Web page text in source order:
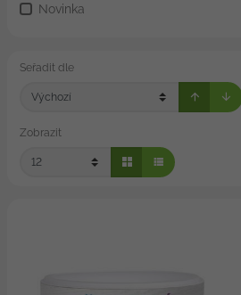
Novinka
Seřadit dle
Zobrazit